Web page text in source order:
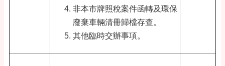
非本市牌照稅案件函轉及環保
廢棄車輛清冊歸檔存查。
其他臨時交辦事項。